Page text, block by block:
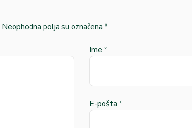
Neophodna polja su označena *
Ime *
E-pošta *